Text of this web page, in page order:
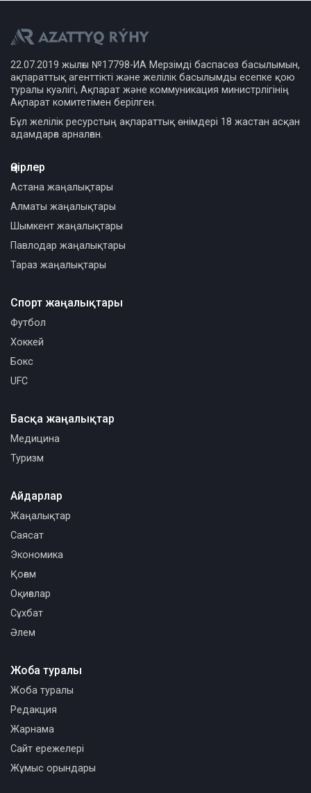
22.07.2019 жылғы №17798-ИА Мерзімді баспасөз басылымын,
ақпараттық агенттікті және желілік басылымды есепке қою
туралы куәлігі, Ақпарат және коммуникация министрлігінің
Ақпарат комитетімен берілген.
Бұл желілік ресурстың ақпараттық өнімдері 18 жастан асқан
адамдарға арналған.
Өңірлер
Астана жаңалықтары
Алматы жаңалықтары
Шымкент жаңалықтары
Павлодар жаңалықтары
Тараз жаңалықтары
Спорт жаңалықтары
Футбол
Хоккей
Бокс
UFC
Басқа жаңалықтар
Медицина
Туризм
Айдарлар
Жаңалықтар
Саясат
Экономика
Қоғам
Оқиғалар
Сұхбат
Әлем
Жоба туралы
Жоба туралы
Редакция
Жарнама
Сайт ережелері
Жұмыс орындары